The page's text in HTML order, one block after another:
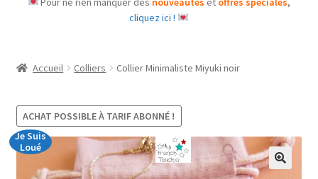
enfant
Les box
Je m’abonne
cliquez ici !
Accueil Colliers Collier Minimaliste Miyuki noir
ACHAT POSSIBLE À TARIF ABONNÉ !
Je Suis
Loué